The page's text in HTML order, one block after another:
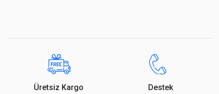
Üretsiz Kargo Destek